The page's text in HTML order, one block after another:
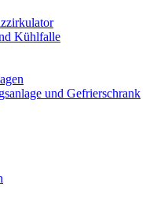
Kühlfalle
und Gefrierschrank